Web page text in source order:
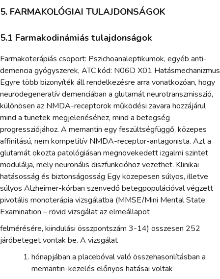
5. FARMAKOLÓGIAI TULAJDONSÁGOK
5.1 Farmakodinámiás tulajdonságok
Farmakoterápiás csoport: Pszichoanaleptikumok, egyéb anti-
demencia gyógyszerek, ATC kód: N06D X01 Hatásmechanizmus
Egyre több bizonyíték áll rendelkezésre arra vonatkozóan, hogy
neurodegeneratív demenciában a glutamát neurotranszmisszió,
különösen az NMDA-receptorok működési zavara hozzájárul
mind a tünetek megjelenéséhez, mind a betegség
progressziójához. A memantin egy feszültségfüggő, közepes
affinitású, nem kompetitív NMDA-receptor-antagonista. Azt a
glutamát okozta patológiásan megnövekedett izgalmi szintet
modulálja, mely neuronális diszfunkcióhoz vezethet. Klinikai
hatásosság és biztonságosság Egy közepesen súlyos, illetve
súlyos Alzheimer-kórban szenvedő betegpopulációval végzett
pivotális monoterápia vizsgálatba (MMSE/Mini Mental State
Examination – rövid vizsgálat az elmeállapot
felmérésére, kiindulási összpontszám 3-14) összesen 252
járóbeteget vontak be. A vizsgálat
hónapjában a placebóval való összehasonlításban a
memantin-kezelés előnyös hatásai voltak